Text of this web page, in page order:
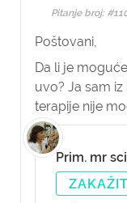
Pitanje broj:
Poštovani,
Da li je
uvo? Ja sam
terapije nije
Prim. mr